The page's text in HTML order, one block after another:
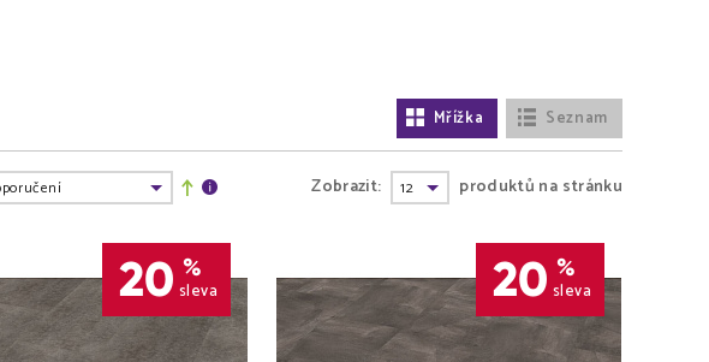
Mřížka Seznam
Zobrazit: produktů na stránku
20 %
sleva 20 %
sleva